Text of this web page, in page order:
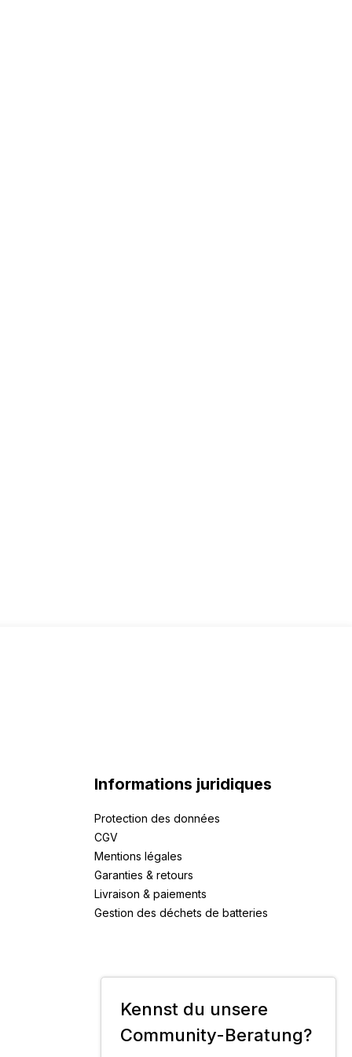
Informations juridiques
Protection des données
CGV
Mentions légales
Garanties & retours
Livraison & paiements
Gestion des déchets de batteries
Kennst du unsere
Community-Beratung?